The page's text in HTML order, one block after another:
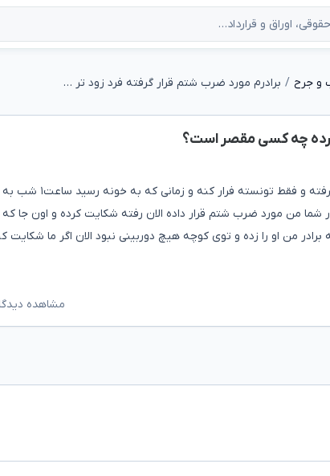
و جرح برادرم مورد ضرب شتم قرار گرفته فرد زود تر شکایت کرده چه کسی مقصر است؟
کرده چه کسی مقصر است؟
سلام خسته نباشید برادر بنده شب ساعت ۱۱مورد ضرب شتم قرار گرفته و فقط تونسته فرار کنه و
من مورد ضرب شتم قرار داده الان رفته شکایت کرده و اون جا که
من او را زده و توی کوچه هیچ دوربینی نبود الان اگر ما شکایت
مشاهده